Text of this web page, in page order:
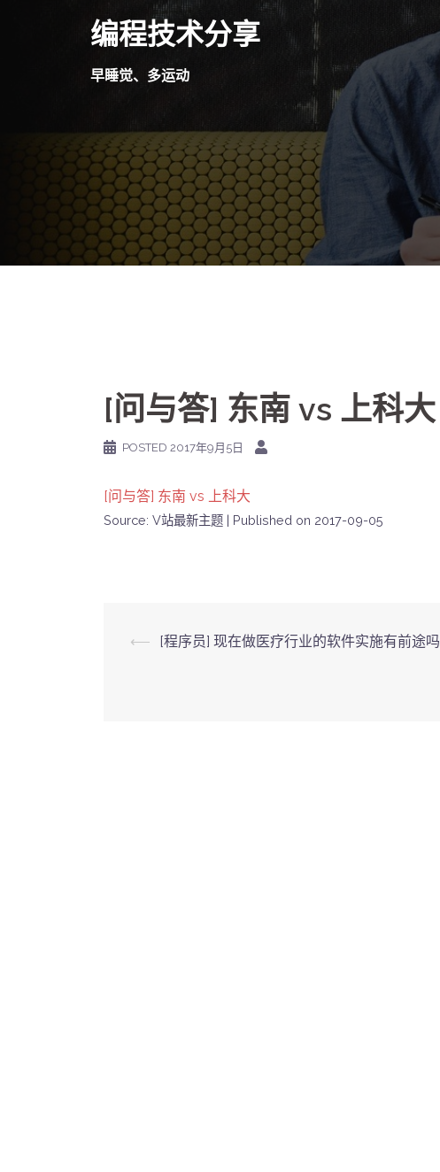
编程技术分享
早睡觉、多运动
[问与答] 东南 vs 上科大
POSTED 2017年9月5日
[问与答] 东南 vs 上科大
Source: V站最新主题 Published on 2017-09-05
Post
⟵ [程序员] 现在做医疗行业的软件实施有前途吗